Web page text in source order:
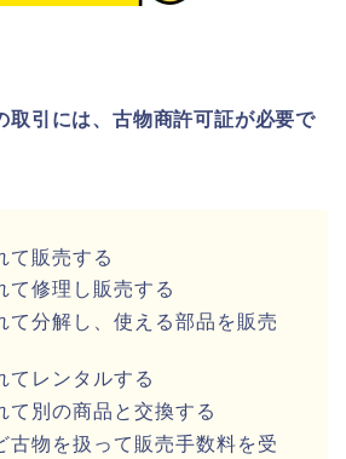
引には、古物商許可証が必要で
て販売する
て修理し販売する
て分解し、使える部品を販売
てレンタルする
て別の商品と交換する
古物を扱って販売手数料を受